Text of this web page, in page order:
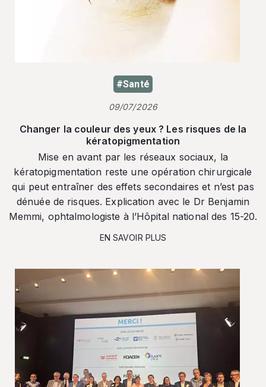
#Santé
09/07/2026
Changer la couleur des yeux ? Les risques de la
kératopigmentation
Mise en avant par les réseaux sociaux, la
kératopigmentation reste une opération chirurgicale
qui peut entraîner des effets secondaires et n’est pas
dénuée de risques. Explication avec le Dr Benjamin
Memmi, ophtalmologiste à l’Hôpital national des 15-20.
EN SAVOIR PLUS